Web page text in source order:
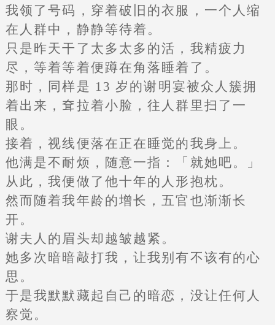
我领了号码，穿着破旧的衣服，一个人缩
在人群中，静静等待着。
只是昨天干了太多太多的活，我精疲力
尽，等着等着便蹲在角落睡着了。
那时，同样是 13 岁的谢明宴被众人簇拥
着出来，耷拉着小脸，往人群里扫了一
眼。
接着，视线便落在正在睡觉的我身上。
他满是不耐烦，随意一指：「就她吧。」
从此，我便做了他十年的人形抱枕。
然而随着我年龄的增长，五官也渐渐长
开。
谢夫人的眉头却越皱越紧。
她多次暗暗敲打我，让我别有不该有的心
思。
于是我默默藏起自己的暗恋，没让任何人
察觉。